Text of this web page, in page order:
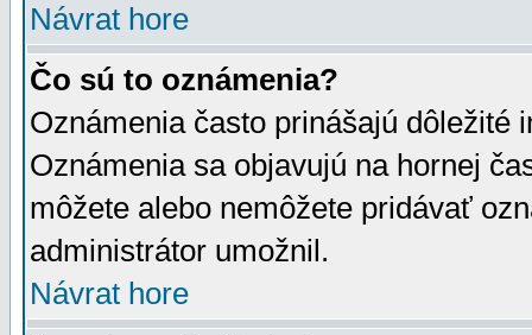
Návrat hore
Čo sú to oznámenia?
Oznámenia často prinášajú dôležité
Oznámenia sa objavujú na hornej
môžete alebo nemôžete pridávať
administrátor umožnil.
Návrat hore